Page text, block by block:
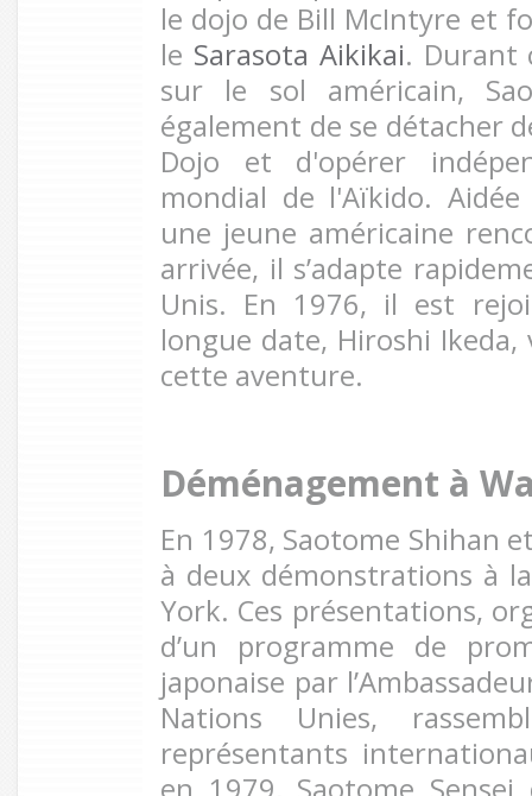
le dojo de Bill McIntyre et
le Sarasota Aikikai. Durant
sur le sol américain,
également de se détacher
Dojo et d'opérer
mondial de l'Aïkido.
une jeune américaine
arrivée, il s’adapte
Unis. En 1976, il est
longue date, Hiroshi
cette aventure.
Déménagement à
En 1978, Saotome Shihan
à deux démonstrations à
York. Ces présentations,
d’un programme de
japonaise par
Nations Unies,
représentants